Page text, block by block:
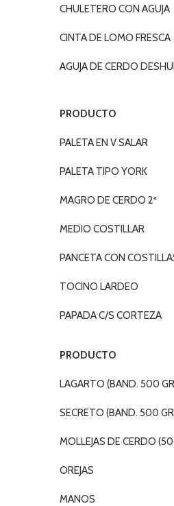
CHULETERO CON
CINTA DE LOMO
AGUJA DE CERDO
PRODUCTO
PALETA EN V
PALETA TIPO
MAGRO DE
MEDIO
PANCETA CON
TOCINO
PAPADA C/S CORTEZA
PRODUCTO
LAGARTO (BAND.
SECRETO (BAND.
MOLLEJAS DE CERDO
OREJAS
MANOS CARETA